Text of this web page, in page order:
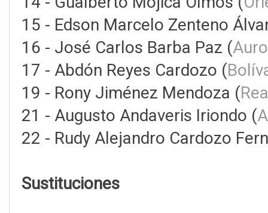
15 - Edson Marcelo Zenteno
16 - José Carlos Barba Paz (
17 - Abdón Reyes Cardozo (
19 - Rony Jiménez Mendoza (
21 - Augusto Andaveris Iriondo (
22 - Rudy Alejandro Cardozo
Sustituciones